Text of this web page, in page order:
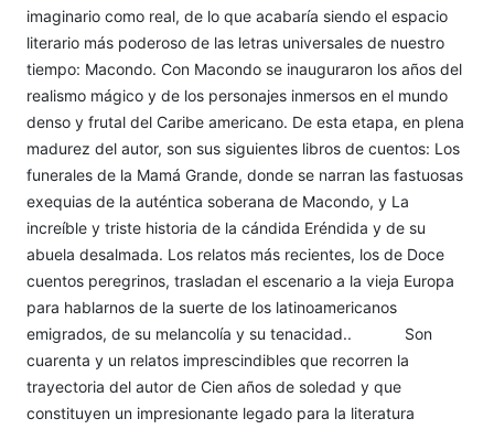
imaginario como real, de lo que acabaría siendo el espacio
literario más poderoso de las letras universales de nuestro
tiempo: Macondo. Con Macondo se inauguraron los años del
realismo mágico y de los personajes inmersos en el mundo
denso y frutal del Caribe americano. De esta etapa, en plena
madurez del autor, son sus siguientes libros de cuentos: Los
funerales de la Mamá Grande, donde se narran las fastuosas
exequias de la auténtica soberana de Macondo, y La
increíble y triste historia de la cándida Eréndida y de su
abuela desalmada. Los relatos más recientes, los de Doce
cuentos peregrinos, trasladan el escenario a la vieja Europa
para hablarnos de la suerte de los latinoamericanos
emigrados, de su melancolía y su tenacidad.. Son
cuarenta y un relatos imprescindibles que recorren la
trayectoria del autor de Cien años de soledad y que
constituyen un impresionante legado para la literatura